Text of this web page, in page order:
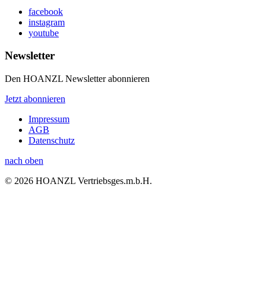
facebook
instagram
youtube
Newsletter
Den HOANZL Newsletter abonnieren
Jetzt abonnieren
Impressum
AGB
Datenschutz
nach oben
© 2026 HOANZL Vertriebsges.m.b.H.